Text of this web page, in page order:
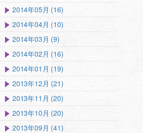
2014年05月 (16)
2014年04月 (10)
2014年03月 (9)
2014年02月 (16)
2014年01月 (19)
2013年12月 (21)
2013年11月 (20)
2013年10月 (20)
2013年09月 (41)